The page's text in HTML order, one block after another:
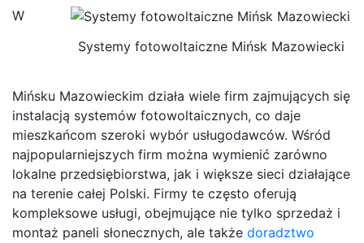
Systemy fotowoltaiczne Mińsk Mazowiecki
W
Mińsku Mazowieckim działa wiele firm zajmujących się
instalacją systemów fotowoltaicznych, co daje
mieszkańcom szeroki wybór usługodawców. Wśród
najpopularniejszych firm można wymienić zarówno
lokalne przedsiębiorstwa, jak i większe sieci działające
na terenie całej Polski. Firmy te często oferują
kompleksowe usługi, obejmujące nie tylko sprzedaż i
montaż paneli słonecznych, ale także doradztwo